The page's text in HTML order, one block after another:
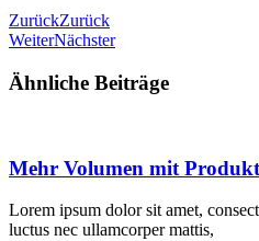
ZurückZurück
WeiterNächster
Ähnliche Beiträge
Mehr Volumen mit Produkt
Lorem ipsum dolor sit amet,
luctus nec ullamcorper mattis,